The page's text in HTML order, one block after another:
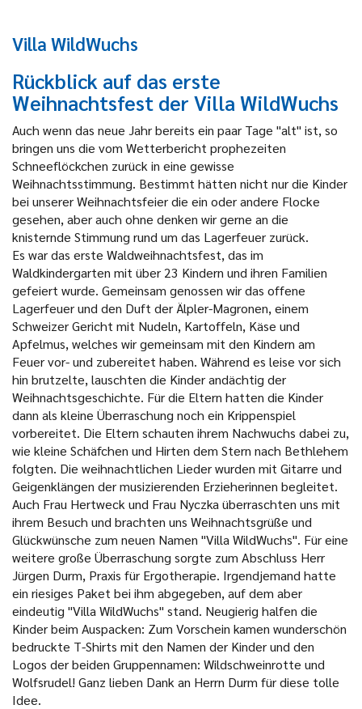
Villa WildWuchs
Rückblick auf das erste
Weihnachtsfest der Villa WildWuchs
Auch wenn das neue Jahr bereits ein paar Tage "alt" ist, so
bringen uns die vom Wetterbericht prophezeiten
Schneeflöckchen zurück in eine gewisse
Weihnachtsstimmung. Bestimmt hätten nicht nur die Kinder
bei unserer Weihnachtsfeier die ein oder andere Flocke
gesehen, aber auch ohne denken wir gerne an die
knisternde Stimmung rund um das Lagerfeuer zurück.
Es war das erste Waldweihnachtsfest, das im
Waldkindergarten mit über 23 Kindern und ihren Familien
gefeiert wurde. Gemeinsam genossen wir das offene
Lagerfeuer und den Duft der Älpler-Magronen, einem
Schweizer Gericht mit Nudeln, Kartoffeln, Käse und
Apfelmus, welches wir gemeinsam mit den Kindern am
Feuer vor- und zubereitet haben. Während es leise vor sich
hin brutzelte, lauschten die Kinder andächtig der
Weihnachtsgeschichte. Für die Eltern hatten die Kinder
dann als kleine Überraschung noch ein Krippenspiel
vorbereitet. Die Eltern schauten ihrem Nachwuchs dabei zu,
wie kleine Schäfchen und Hirten dem Stern nach Bethlehem
folgten. Die weihnachtlichen Lieder wurden mit Gitarre und
Geigenklängen der musizierenden Erzieherinnen begleitet.
Auch Frau Hertweck und Frau Nyczka überraschten uns mit
ihrem Besuch und brachten uns Weihnachtsgrüße und
Glückwünsche zum neuen Namen "Villa WildWuchs". Für eine
weitere große Überraschung sorgte zum Abschluss Herr
Jürgen Durm, Praxis für Ergotherapie. Irgendjemand hatte
ein riesiges Paket bei ihm abgegeben, auf dem aber
eindeutig "Villa WildWuchs" stand. Neugierig halfen die
Kinder beim Auspacken: Zum Vorschein kamen wunderschön
bedruckte T-Shirts mit den Namen der Kinder und den
Logos der beiden Gruppennamen: Wildschweinrotte und
Wolfsrudel! Ganz lieben Dank an Herrn Durm für diese tolle
Idee.